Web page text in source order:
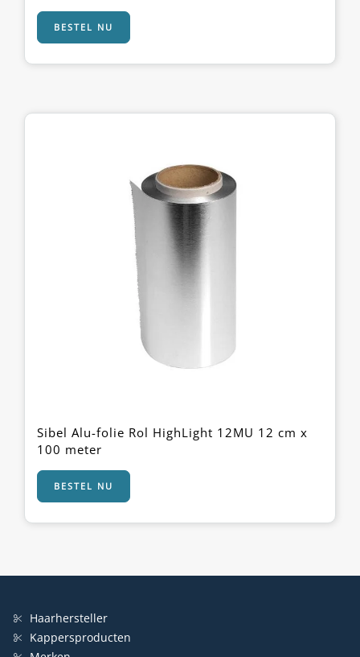
BESTEL NU
Sibel Alu-folie Rol HighLight 12MU 12 cm x
100 meter
BESTEL NU
Haarhersteller
Kappersproducten